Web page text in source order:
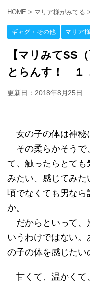
HOME > マリア様がみてる >
ギャグ・その他 マリア
【マリみてSS
とらんす！ １
更新日： 2018年8月25日
女の子の体は神秘
その柔らかそうで
て、触ったらとても
みたい、感じてみ
頃でなくても男なら
か。
だからといって、
いうわけではない
の子の体を感じたい
甘くて、温かくて